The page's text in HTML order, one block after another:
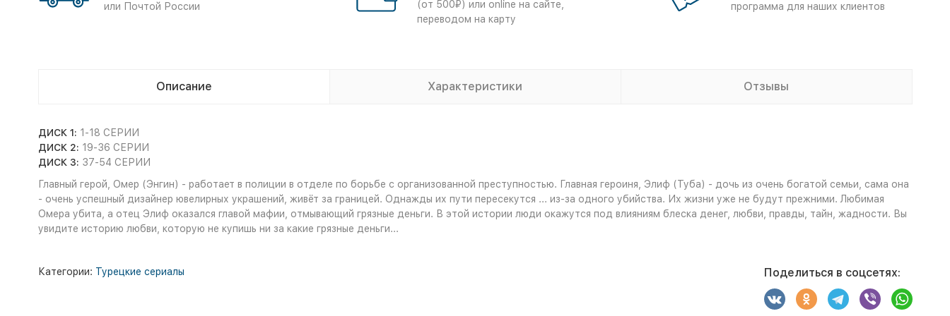
или Почтой России
(от 500₽) или online на сайте,
переводом на карту
программа для наших клиентов
Описание Характеристики Отзывы
ДИСК 1: 1-18 СЕРИИ
ДИСК 2: 19-36 СЕРИИ
ДИСК 3: 37-54 СЕРИИ
Главный герой, Омер (Энгин) - работает в полиции в отделе по борьбе с организованной преступностью. Главная героиня, Элиф (Туба) - дочь из очень богатой семьи, сама она
- очень успешный дизайнер ювелирных украшений, живёт за границей. Однажды их пути пересекутся ... из-за одного убийства. Их жизни уже не будут прежними. Любимая
Омера убита, а отец Элиф оказался главой мафии, отмывающий грязные деньги. В этой истории люди окажутся под влияниям блеска денег, любви, правды, тайн, жадности. Вы
увидите историю любви, которую не купишь ни за какие грязные деньги...
Категории: Турецкие сериалы Поделиться в соцсетях: